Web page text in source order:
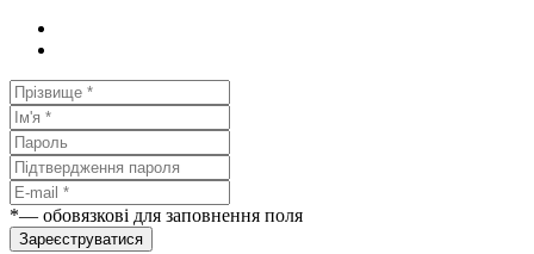
*— обовязкові для заповнення поля
Зареєструватися